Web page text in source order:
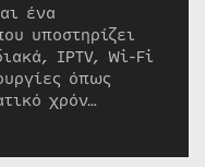
ένα
υποστηρίζει
IPTV, Wi-Fi
όπως
χρόν…